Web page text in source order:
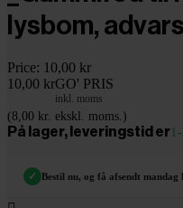
lysbom,
Price: 10,00 kr
10,00 krGO' PRIS
inkl. moms
(8,00 kr. ekskl. moms.)
På lager, leveringstid er
✓ Bestil nu, og få afsendt mandag